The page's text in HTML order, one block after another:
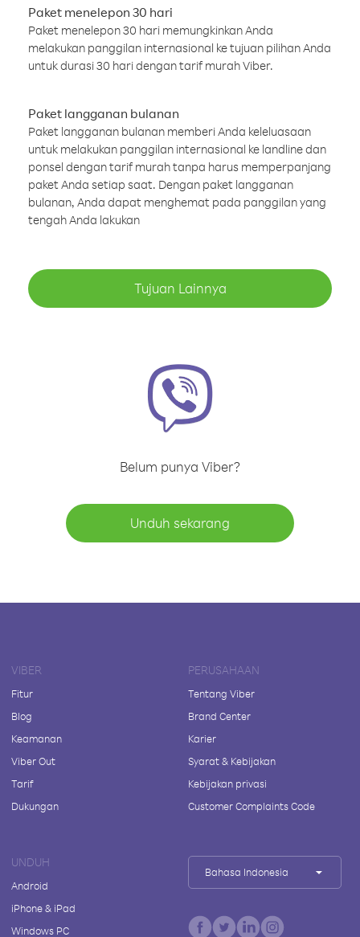
Paket menelepon 30 hari
Paket menelepon 30 hari memungkinkan Anda
melakukan panggilan internasional ke tujuan pilihan Anda
untuk durasi 30 hari dengan tarif murah Viber.
Paket langganan bulanan
Paket langganan bulanan memberi Anda keleluasaan
untuk melakukan panggilan internasional ke landline dan
ponsel dengan tarif murah tanpa harus memperpanjang
paket Anda setiap saat. Dengan paket langganan
bulanan, Anda dapat menghemat pada panggilan yang
tengah Anda lakukan
Tujuan Lainnya
Belum punya Viber?
Unduh sekarang
VIBER
Fitur
Blog
Keamanan
Viber Out
Tarif
Dukungan
PERUSAHAAN
Tentang Viber
Brand Center
Karier
Syarat & Kebijakan
Kebijakan privasi
Customer Complaints Code
UNDUH
Android
iPhone & iPad
Windows PC
Bahasa Indonesia